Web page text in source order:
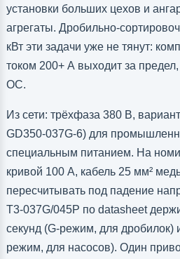
установки больших цехов и
агрегаты. Дробильно-
кВт эти задачи уже не тянут:
током 200+ А выходит за
OC.
Из сети: трёхфаза 380 В,
GD350-037G-6) для
специальным питанием. На
кривой 100 А, кабель 25 мм²
пересчитывать под падение
T3-037G/045P по datasheet
секунд (G-режим, для дробилок)
режим, для насосов). Один